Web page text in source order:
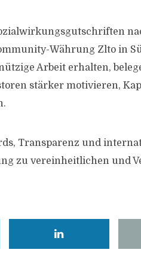
Währung Zlto in
Arbeit erhalten,
stärker motivieren,
Transparenz und
zu vereinheitlichen und